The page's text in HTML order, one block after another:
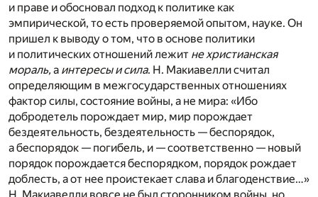
и праве и обосновал подход к политике как
эмпирической, то есть проверяемой опытом, науке. Он
пришел к выводу о том, что в основе политики
и политических отношений лежит не христианская
мораль, а интересы и сила. Н. Макиавелли считал
определяющим в межгосударственных отношениях
фактор силы, состояние войны, а не мира: «Ибо
добродетель порождает мир, мир порождает
бездеятельность, бездеятельность — беспорядок,
а беспорядок — погибель, и — соответственно — новый
порядок порождается беспорядком, порядок рождает
доблесть, а от нее проистекает слава и благоденствие…»